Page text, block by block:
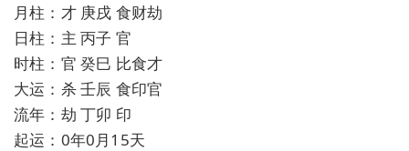
月柱：才 庚戌 食财劫
日柱：主 丙子 官
时柱：官 癸巳 比食才
大运：杀 壬辰 食印官
流年：劫 丁卯 印
起运：0年0月15天